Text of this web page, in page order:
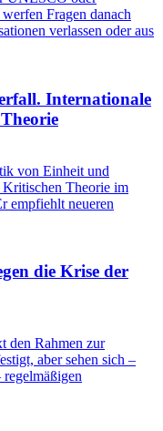
Fragen danach
verlassen oder aus
Internationale
von Einheit und
Kritischen Theorie im
empfiehlt neueren
die Krise der
den Rahmen zur
aber sehen sich –